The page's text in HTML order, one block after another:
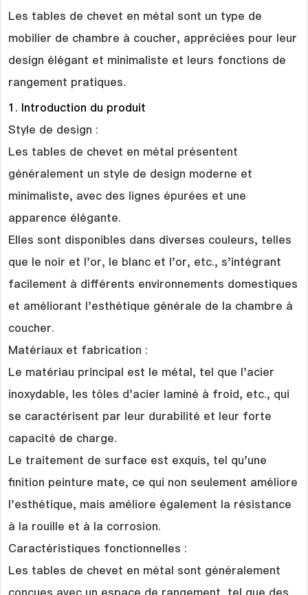
Les tables de chevet en métal sont un type de
mobilier de chambre à coucher, appréciées pour leur
design élégant et minimaliste et leurs fonctions de
rangement pratiques.
1. Introduction du produit
Style de design :
Les tables de chevet en métal présentent
généralement un style de design moderne et
minimaliste, avec des lignes épurées et une
apparence élégante.
Elles sont disponibles dans diverses couleurs, telles
que le noir et l'or, le blanc et l'or, etc., s'intégrant
facilement à différents environnements domestiques
et améliorant l'esthétique générale de la chambre à
coucher.
Matériaux et fabrication :
Le matériau principal est le métal, tel que l'acier
inoxydable, les tôles d'acier laminé à froid, etc., qui
se caractérisent par leur durabilité et leur forte
capacité de charge.
Le traitement de surface est exquis, tel qu'une
finition peinture mate, ce qui non seulement améliore
l'esthétique, mais améliore également la résistance
à la rouille et à la corrosion.
Caractéristiques fonctionnelles :
Les tables de chevet en métal sont généralement